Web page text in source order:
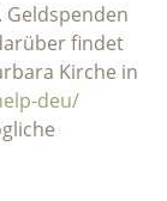
Geldspenden
findet
Kirche in
deu/